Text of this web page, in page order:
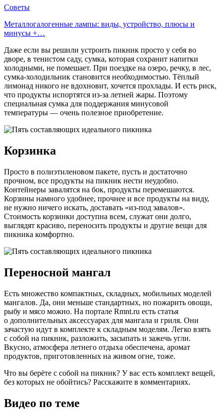
Советы
Металлогалогенные лампы: виды, устройство, плюсы и
минусы +…
Даже если вы решили устроить пикник просто у себя во
дворе, в тенистом саду, сумка, которая сохранит напитки
холодными, не помешает. При поездке на озеро, речку, в лес,
сумка-холодильник становится необходимостью. Тёплый
лимонад никого не вдохновит, хочется прохлады. И есть риск,
что продукты испортятся из-за летней жары. Поэтому
специальная сумка для поддержания минусовой
температуры — очень полезное приобретение.
Корзинка
Просто в полиэтиленовом пакете, пусть и достаточно
прочном, все продукты на пикник нести неудобно.
Контейнеры завалятся на бок, продукты перемешаются.
Корзины намного удобнее, прочнее и все продукты на виду,
не нужно ничего искать, доставать «из-под завалов».
Стоимость корзинки доступна всем, служат они долго,
выглядят красиво, переносить продукты и другие вещи для
пикника комфортно.
Переносной мангал
Есть множество компактных, складных, мобильных моделей
мангалов. Да, они меньше стандартных, но пожарить овощи,
рыбу и мясо можно. На портале Rmnt.ru есть статья
о дополнительных аксессуарах для мангала и гриля. Они
зачастую идут в комплекте к складным моделям. Легко взять
с собой на пикник, разложить, засыпать и зажечь угли.
Вкусно, атмосфера летнего отдыха обеспечена, аромат
продуктов, приготовленных на живом огне, тоже.
Что вы берёте с собой на пикник? У вас есть комплект вещей,
без которых не обойтись? Расскажите в комментариях.
Видео по теме